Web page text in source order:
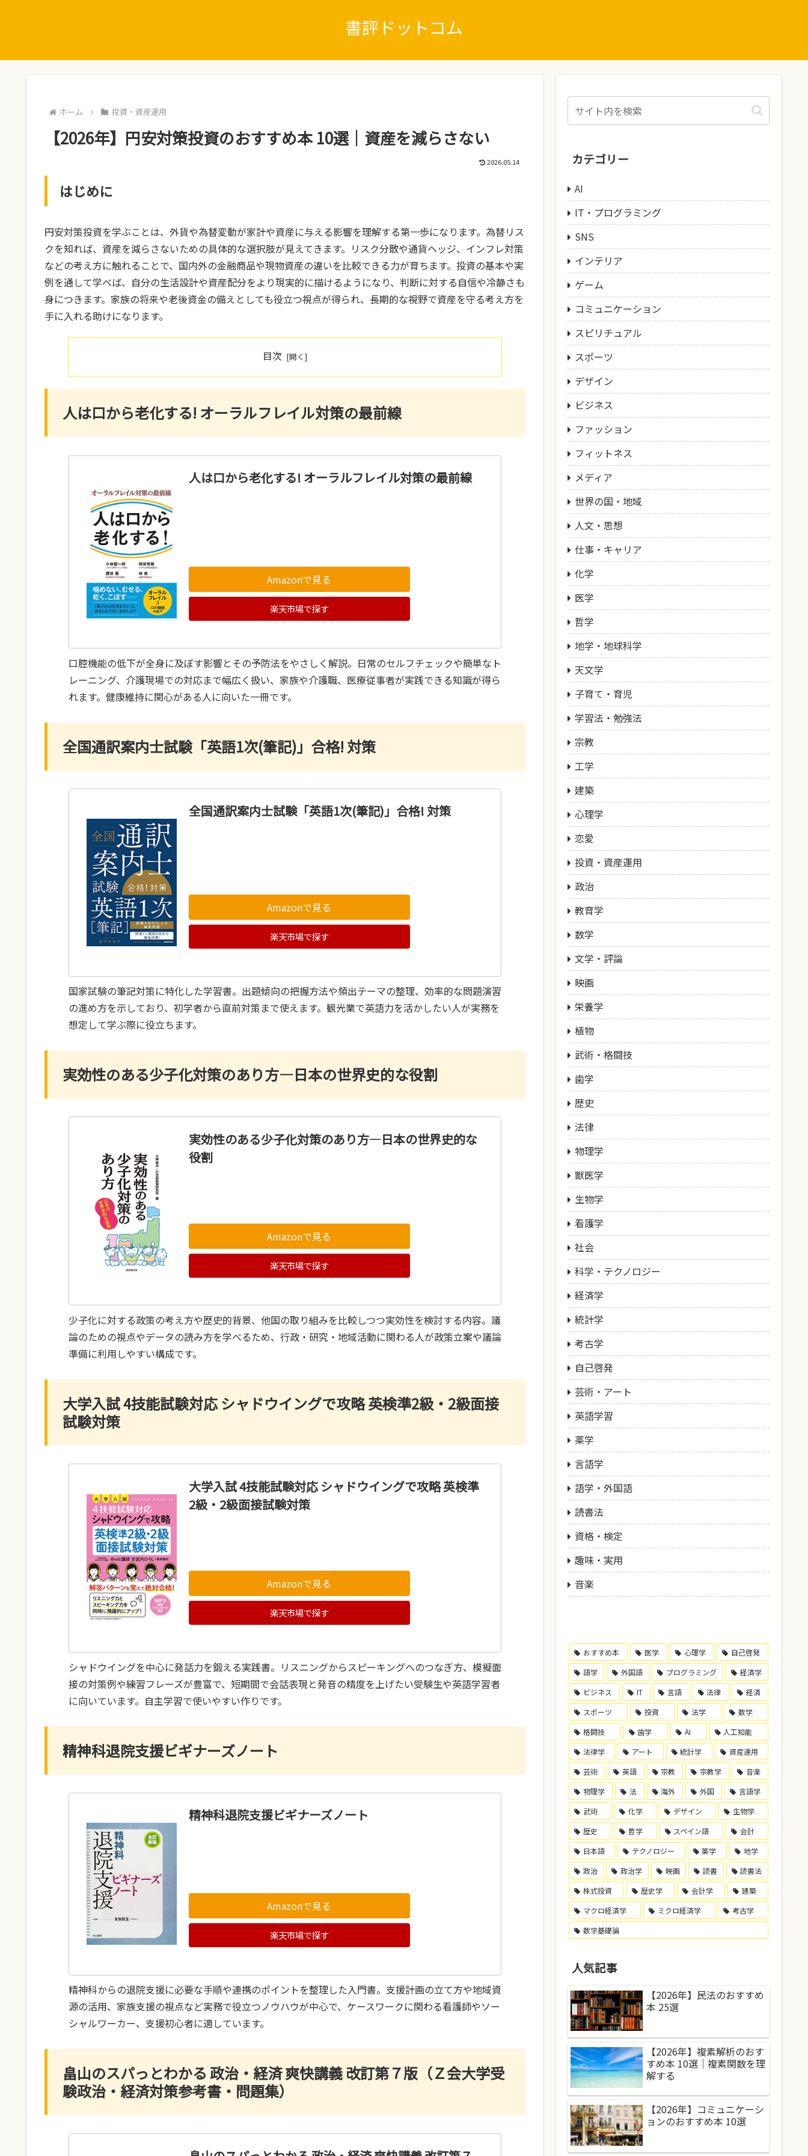
書評ドットコム
ホーム 投資・資産運用
【2026年】円安対策投資のおすすめ本 10選｜資産を減らさない
2026.05.14
はじめに
円安対策投資を学ぶことは、外貨や為替変動が家計や資産に与える影響を理解する第一歩になります。為替リス
クを知れば、資産を減らさないための具体的な選択肢が見えてきます。リスク分散や通貨ヘッジ、インフレ対策
などの考え方に触れることで、国内外の金融商品や現物資産の違いを比較できる力が育ちます。投資の基本や実
例を通して学べば、自分の生活設計や資産配分をより現実的に描けるようになり、判断に対する自信や冷静さも
身につきます。家族の将来や老後資金の備えとしても役立つ視点が得られ、長期的な視野で資産を守る考え方を
手に入れる助けになります。
目次
人は口から老化する! オーラルフレイル対策の最前線
人は口から老化する! オーラルフレイル対策の最前線
Amazonで見る
楽天市場で探す
口腔機能の低下が全身に及ぼす影響とその予防法をやさしく解説。日常のセルフチェックや簡単なト
レーニング、介護現場での対応まで幅広く扱い、家族や介護職、医療従事者が実践できる知識が得ら
れます。健康維持に関心がある人に向いた一冊です。
全国通訳案内士試験「英語1次(筆記)」合格! 対策
全国通訳案内士試験「英語1次(筆記)」合格! 対策
Amazonで見る
楽天市場で探す
国家試験の筆記対策に特化した学習書。出題傾向の把握方法や頻出テーマの整理、効率的な問題演習
の進め方を示しており、初学者から直前対策まで使えます。観光業で英語力を活かしたい人が実務を
想定して学ぶ際に役立ちます。
実効性のある少子化対策のあり方―日本の世界史的な役割
実効性のある少子化対策のあり方―日本の世界史的な
役割
Amazonで見る
楽天市場で探す
少子化に対する政策の考え方や歴史的背景、他国の取り組みを比較しつつ実効性を検討する内容。議
論のための視点やデータの読み方を学べるため、行政・研究・地域活動に関わる人が政策立案や議論
準備に利用しやすい構成です。
大学入試 4技能試験対応 シャドウイングで攻略 英検準2級・2級面接
試験対策
大学入試 4技能試験対応 シャドウイングで攻略 英検準
2級・2級面接試験対策
Amazonで見る
楽天市場で探す
シャドウイングを中心に発話力を鍛える実践書。リスニングからスピーキングへのつなぎ方、模擬面
接の対策例や練習フレーズが豊富で、短期間で会話表現と発音の精度を上げたい受験生や英語学習者
に向いています。自主学習で使いやすい作りです。
精神科退院支援ビギナーズノート
精神科退院支援ビギナーズノート
Amazonで見る
楽天市場で探す
精神科からの退院支援に必要な手順や連携のポイントを整理した入門書。支援計画の立て方や地域資
源の活用、家族支援の視点など実務で役立つノウハウが中心で、ケースワークに関わる看護師やソー
シャルワーカー、支援初心者に適しています。
畠山のスパっとわかる 政治・経済 爽快講義 改訂第７版（Ｚ会大学受
験政治・経済対策参考書・問題集）
カテゴリー
AI
IT・プログラミング
SNS
インテリア
ゲーム
コミュニケーション
スピリチュアル
スポーツ
デザイン
ビジネス
ファッション
フィットネス
メディア
世界の国・地域
人文・思想
仕事・キャリア
化学
医学
哲学
地学・地球科学
天文学
子育て・育児
学習法・勉強法
宗教
工学
建築
心理学
恋愛
投資・資産運用
政治
教育学
数学
文学・評論
映画
栄養学
植物
武術・格闘技
歯学
歴史
法律
物理学
獣医学
生物学
看護学
社会
科学・テクノロジー
経済学
統計学
考古学
自己啓発
芸術・アート
英語学習
薬学
言語学
語学・外国語
読書法
資格・検定
趣味・実用
音楽
おすすめ本 医学 心理学
自己啓発
語学
外国語 プログラミング
経済学
ビジネス
IT 言語 法律
経済
スポーツ
投資 法学
数学
格闘技
歯学 AI
人工知能
法律学
アート 統計学
資産運用
芸術
英語 宗教 宗教学
音楽
物理学
法 海外 外国
言語学
武術
化学 デザイン
生物学
歴史
哲学 スペイン語
会計
日本語
テクノロジー 薬学
地学
政治
政治学 映画 読書
読書法
株式投資
歴史学 会計学
建築
マクロ経済学
ミクロ経済学
考古学
数学基礎論
人気記事
【2026年】民法のおすすめ
本 25選
【2026年】複素解析のおす
すめ本 10選｜複素関数を理
解する
【2026年】コミュニケーシ
ョンのおすすめ本 10選